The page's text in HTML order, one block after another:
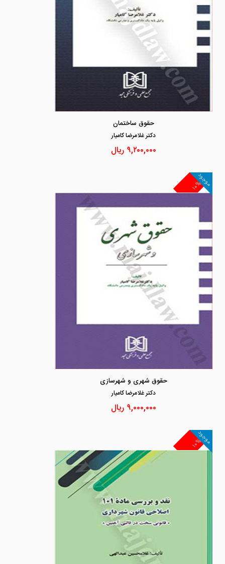
حقوق ساختمان
دكتر غلامرضا كاميار
۹,۲۰۰,۰۰۰ ریال
۱۰%
موجود
حقوق شهری و شهرسازی
دكتر غلامرضا كاميار
۹,۰۰۰,۰۰۰ ریال
۱۰%
موجود